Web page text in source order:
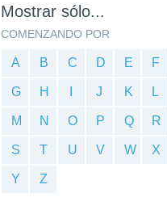
Mostrar sólo...
COMENZANDO POR
A B C D E F
G H J K L
M N O P Q R
S T U V W X
Y Z